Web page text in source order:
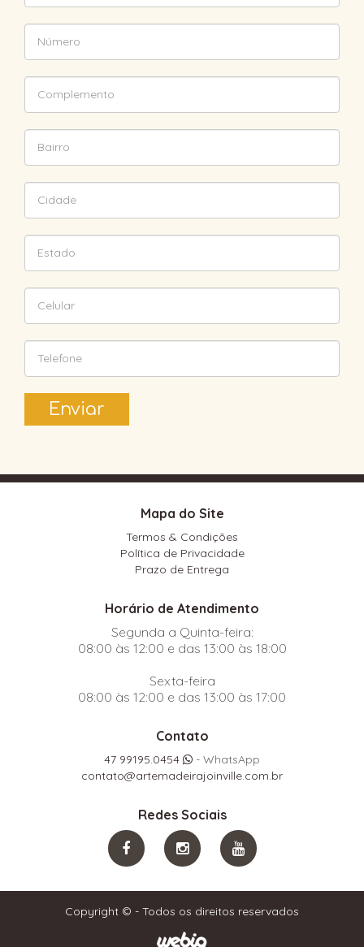
Enviar
Mapa do Site
Termos & Condições
Política de Privacidade
Prazo de Entrega
Horário de Atendimento
Segunda a Quinta-feira:
08:00 às 12:00 e das 13:00 às 18:00
Sexta-feira
08:00 às 12:00 e das 13:00 às 17:00
Contato
47 99195.0454
- WhatsApp
contato@artemadeirajoinville.com.br
Redes Sociais
Copyright © - Todos os direitos reservados